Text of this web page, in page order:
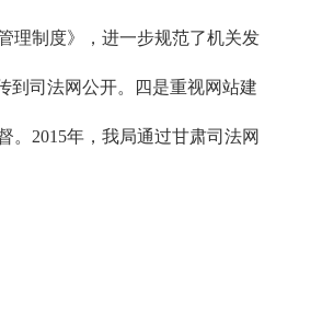
理制度》，进一步规范了机关发
到司法网公开。四是重视网站建
2015年，我局通过甘肃司法网